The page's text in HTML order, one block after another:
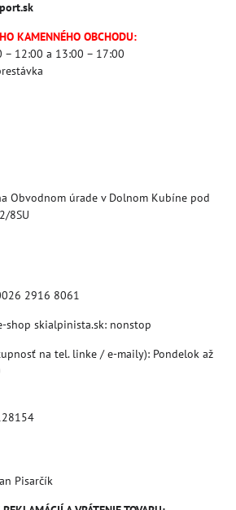
KAMENNÉHO OBCHODU:
– 12:00 a 13:00 – 17:00
Obvodnom úrade v Dolnom Kubíne pod
8SU
2916 8061
shop skialpinista.sk: nonstop
na tel. linke / e-maily): Pondelok až
Pisarčík